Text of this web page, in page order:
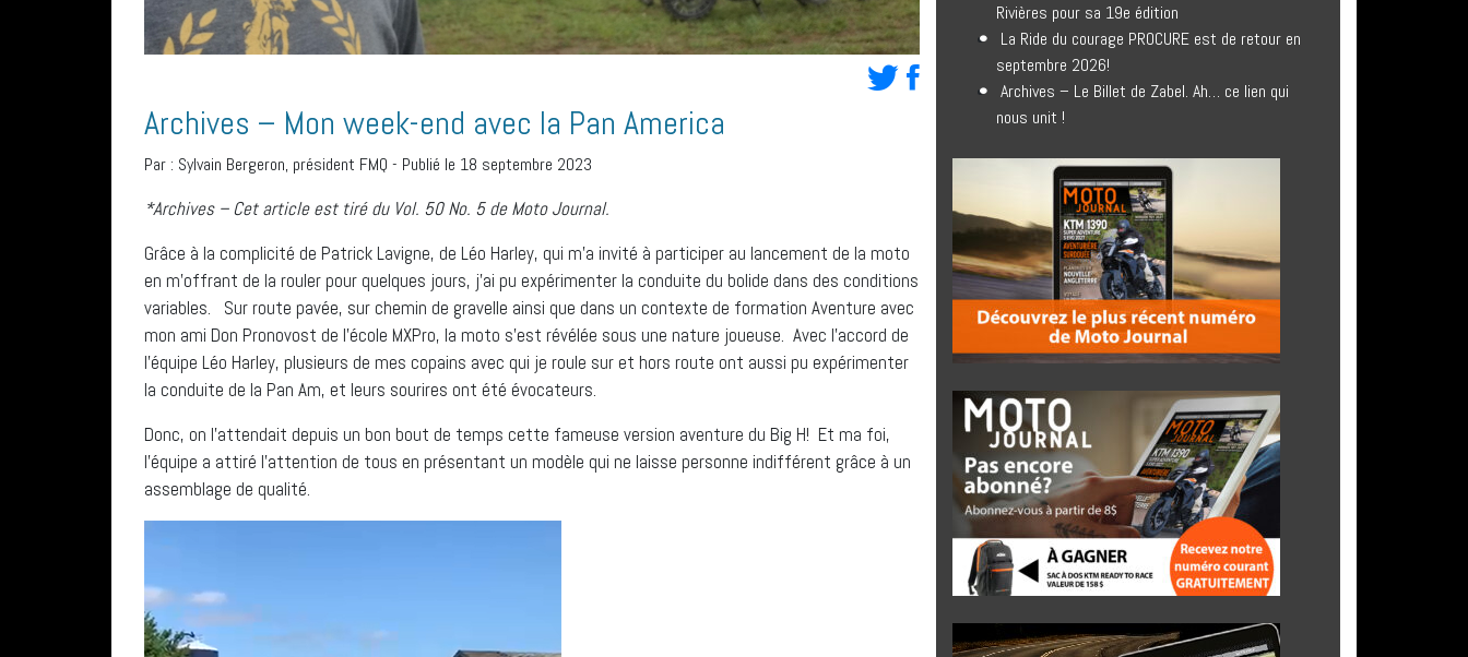
Archives – Mon week-end avec la Pan America
Par : Sylvain Bergeron, président FMQ - Publié le 18 septembre 2023
*Archives – Cet article est tiré du Vol. 50 No. 5 de Moto Journal.
Grâce à la complicité de Patrick Lavigne, de Léo Harley, qui m’a invité à participer au lancement de la moto
en m’offrant de la rouler pour quelques jours, j’ai pu expérimenter la conduite du bolide dans des conditions
variables. Sur route pavée, sur chemin de gravelle ainsi que dans un contexte de formation Aventure avec
mon ami Don Pronovost de l’école MXPro, la moto s’est révélée sous une nature joueuse. Avec l’accord de
l’équipe Léo Harley, plusieurs de mes copains avec qui je roule sur et hors route ont aussi pu expérimenter
la conduite de la Pan Am, et leurs sourires ont été évocateurs.
Donc, on l’attendait depuis un bon bout de temps cette fameuse version aventure du Big H! Et ma foi,
l’équipe a attiré l’attention de tous en présentant un modèle qui ne laisse personne indifférent grâce à un
assemblage de qualité.
Rivières pour sa 19e édition
La Ride du courage PROCURE est de retour en
septembre 2026!
Archives – Le Billet de Zabel. Ah… ce lien qui
nous unit !